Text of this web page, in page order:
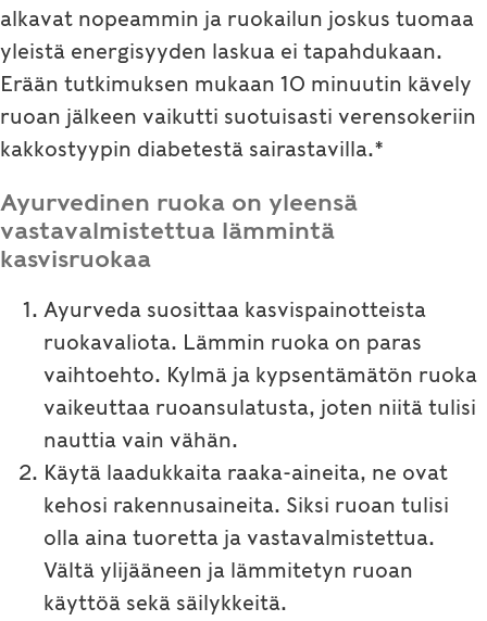
alkavat nopeammin ja ruokailun joskus tuomaa
yleistä energisyyden laskua ei tapahdukaan.
Erään tutkimuksen mukaan 10 minuutin kävely
ruoan jälkeen vaikutti suotuisasti verensokeriin
kakkostyypin diabetestä sairastavilla.*
Ayurvedinen ruoka on yleensä
vastavalmistettua lämmintä
kasvisruokaa
Ayurveda suosittaa kasvispainotteista
ruokavaliota. Lämmin ruoka on paras
vaihtoehto. Kylmä ja kypsentämätön ruoka
vaikeuttaa ruoansulatusta, joten niitä tulisi
nauttia vain vähän.
Käytä laadukkaita raaka-aineita, ne ovat
kehosi rakennusaineita. Siksi ruoan tulisi
olla aina tuoretta ja vastavalmistettua.
Vältä ylijääneen ja lämmitetyn ruoan
käyttöä sekä säilykkeitä.